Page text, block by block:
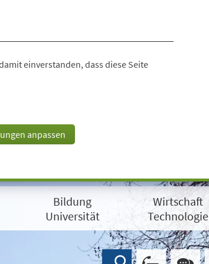
einverstanden, dass diese Seite
anpassen
Bildung
Universität
Wirtschaft
Technologie